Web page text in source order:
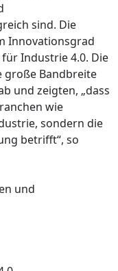
sind. Die
Innovationsgrad
Industrie 4.0. Die
große Bandbreite
und zeigten, „dass
wie
sondern die
betrifft“, so
und